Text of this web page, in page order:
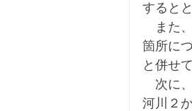
すると
また、
箇所に
と併せ
次に、
河川２